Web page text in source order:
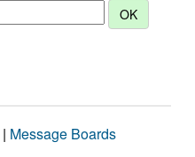
| Message Boards